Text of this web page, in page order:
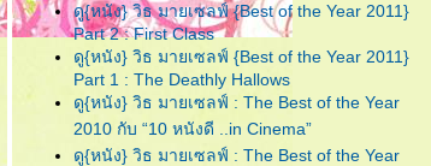
"Resident Evil : Afterlife"
สงครามยังไม่จบ ยังต้องนับศพ
ซอมบี้จนเบื่อกันไปข้าง!!
"Lula : Twist"
... เพลงฟังชวน
เพลิน จากคนเพลินๆ ที่ชื่อ 'ลุลา'
ดู{หนัง} วิธ มายเซลฟ์ {Best of the Year 2011}
Part 2 : First Class
ดู{หนัง} วิธ มายเซลฟ์ {Best of the Year 2011}
Part 1 : The Deathly Hallows
ดู{หนัง} วิธ มายเซลฟ์ : The Best of the Year
2010 กับ “10 หนังดี ..in Cinema”
ดู{หนัง} วิธ มายเซลฟ์ : The Best of the Year